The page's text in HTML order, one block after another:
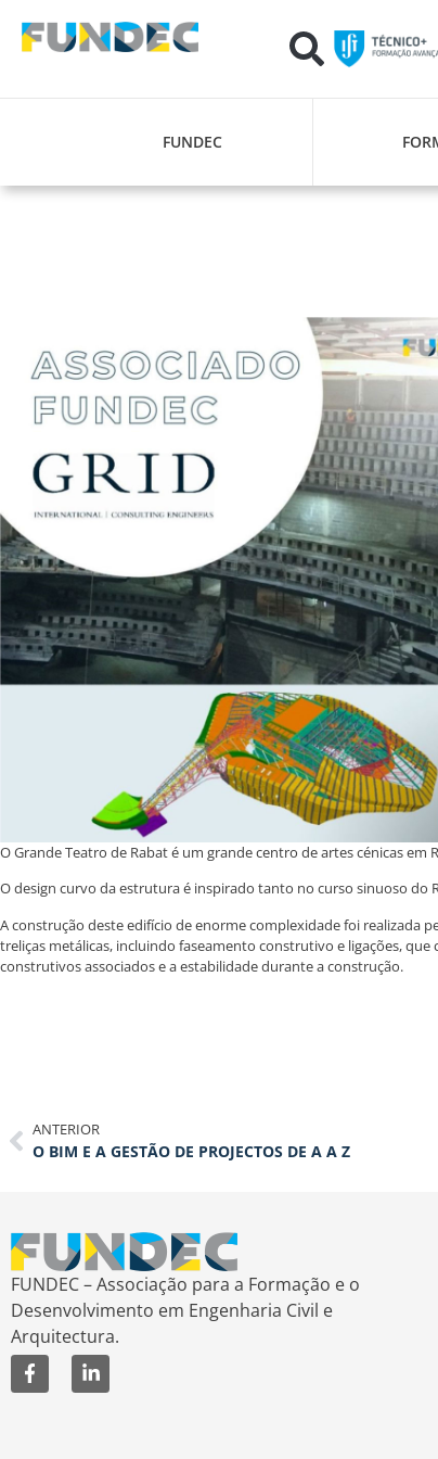
FUNDEC
O Grande Teatro de Rabat é um grande centro de artes cénicas
O design curvo da estrutura é inspirado tanto no curso sinuoso do
A construção deste edifício de enorme complexidade foi realizada
treliças metálicas, incluindo faseamento construtivo e ligações,
construtivos associados e a estabilidade durante a construção.
ANTERIOR
O BIM E A GESTÃO DE PROJECTOS DE A A Z
FUNDEC – Associação para a Formação e o
Desenvolvimento em Engenharia Civil e
Arquitectura.